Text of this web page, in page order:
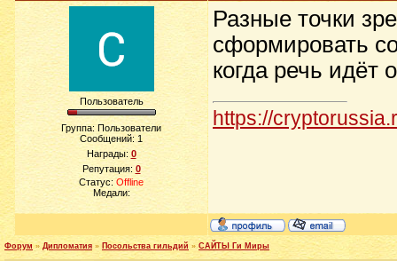
Пользователь
Группа: Пользователи
Сообщений:1
Награды: 0
Репутация: 0
Статус: Offline
Медали:
Разные точки
сформировать
когда речь идёт
https://
Форум » Дипломатия » Посольства гильдий » САЙТЫ Ги Миры